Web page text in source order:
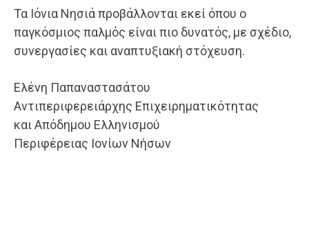
Τα Ιόνια Νησιά προβάλλονται εκεί όπου ο
παγκόσμιος παλμός είναι πιο δυνατός, με σχέδιο,
συνεργασίες και αναπτυξιακή στόχευση.
Ελένη Παπαναστασάτου
Αντιπεριφερειάρχης Επιχειρηματικότητας
και Απόδημου Ελληνισμού
Περιφέρειας Ιονίων Νήσων